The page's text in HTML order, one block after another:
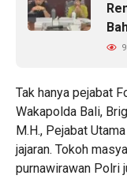
Tak hanya pejabat
Wakapolda Bali,
M.H., Pejabat
jajaran. Tokoh
purnawirawan Polri